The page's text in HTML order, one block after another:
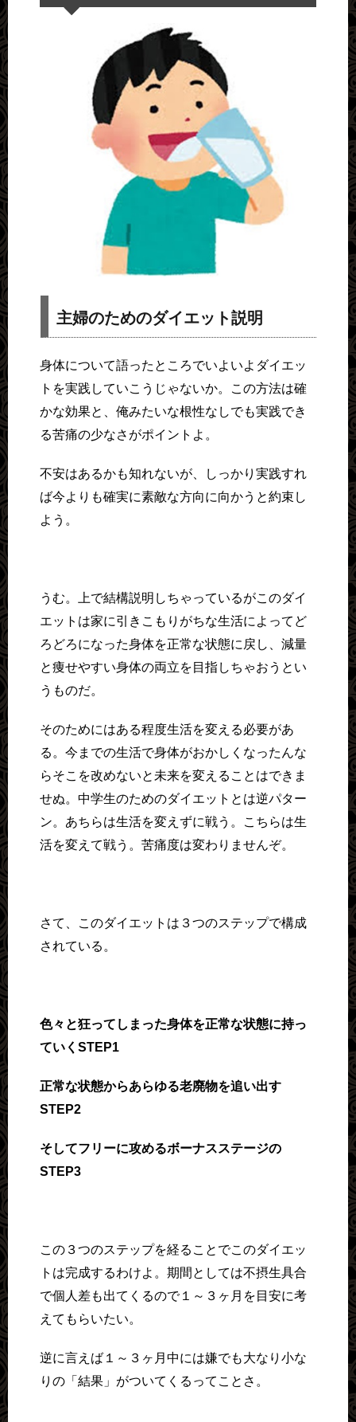
主婦のためのダイエット説明
身体について語ったところでいよいよダイエッ
トを実践していこうじゃないか。この方法は確
かな効果と、俺みたいな根性なしでも実践でき
る苦痛の少なさがポイントよ。
不安はあるかも知れないが、しっかり実践すれ
ば今よりも確実に素敵な方向に向かうと約束し
よう。
うむ。上で結構説明しちゃっているがこのダイ
エットは家に引きこもりがちな生活によってど
ろどろになった身体を正常な状態に戻し、減量
と痩せやすい身体の両立を目指しちゃおうとい
うものだ。
そのためにはある程度生活を変える必要があ
る。今までの生活で身体がおかしくなったんな
らそこを改めないと未来を変えることはできま
せぬ。中学生のためのダイエットとは逆パター
ン。あちらは生活を変えずに戦う。こちらは生
活を変えて戦う。苦痛度は変わりませんぞ。
さて、このダイエットは３つのステップで構成
されている。
色々と狂ってしまった身体を正常な状態に持っ
ていくSTEP1
正常な状態からあらゆる老廃物を追い出す
STEP2
そしてフリーに攻めるボーナスステージの
STEP3
この３つのステップを経ることでこのダイエッ
トは完成するわけよ。期間としては不摂生具合
で個人差も出てくるので１～３ヶ月を目安に考
えてもらいたい。
逆に言えば１～３ヶ月中には嫌でも大なり小な
りの「結果」がついてくるってことさ。